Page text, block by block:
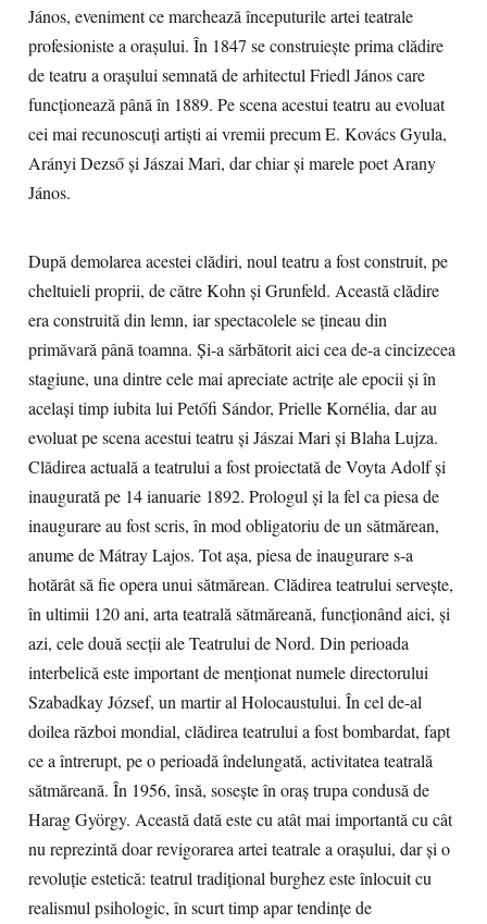
János, eveniment ce marchează începuturile artei teatrale
profesioniste a orașului. În 1847 se construiește prima clădire
de teatru a orașului semnată de arhitectul Friedl János care
funcționează până în 1889. Pe scena acestui teatru au evoluat
cei mai recunoscuţi artişti ai vremii precum E. Kovács Gyula,
Arányi Dezső și Jászai Mari, dar chiar și marele poet Arany
János.
După demolarea acestei clădiri, noul teatru a fost construit, pe
cheltuieli proprii, de către Kohn şi Grunfeld. Această clădire
era construită din lemn, iar spectacolele se ţineau din
primăvară până toamna. Şi-a sărbătorit aici cea de-a cincizecea
stagiune, una dintre cele mai apreciate actriţe ale epocii şi în
acelaşi timp iubita lui Petőfi Sándor, Prielle Kornélia, dar au
evoluat pe scena acestui teatru şi Jászai Mari şi Blaha Lujza.
Clădirea actuală a teatrului a fost proiectată de Voyta Adolf și
inaugurată pe 14 ianuarie 1892. Prologul și la fel ca piesa de
inaugurare au fost scris, în mod obligatoriu de un sătmărean,
anume de Mátray Lajos. Tot aşa, piesa de inaugurare s-a
hotărât să fie opera unui sătmărean. Clădirea teatrului servește,
în ultimii 120 ani, arta teatrală sătmăreană, funcționând aici, și
azi, cele două secții ale Teatrului de Nord. Din perioada
interbelică este important de menționat numele directorului
Szabadkay József, un martir al Holocaustului. În cel de-al
doilea război mondial, clădirea teatrului a fost bombardat, fapt
ce a întrerupt, pe o perioadă îndelungată, activitatea teatrală
sătmăreană. În 1956, însă, sosește în oraș trupa condusă de
Harag György. Această dată este cu atât mai importantă cu cât
nu reprezintă doar revigorarea artei teatrale a orașului, dar și o
revoluție estetică: teatrul tradițional burghez este înlocuit cu
realismul psihologic, în scurt timp apar tendințe de